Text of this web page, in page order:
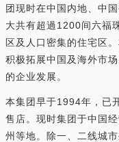
团现时在中国内地、中
大共有超過1200间六福
区及人口密集的住宅区
积极拓展中国及海外市
的企业发展。
本集团早于1994年，已
售店。现时集团于中国
州等地。除一、二线城